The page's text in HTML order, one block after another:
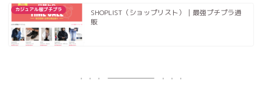
カジュアル服プチプラ
SHOPLIST（ショップリスト）｜最強プチプラ通
販